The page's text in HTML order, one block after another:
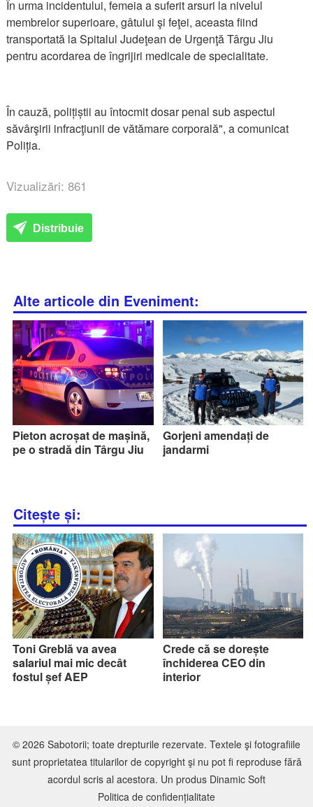
În urma incidentului, femeia a suferit arsuri la nivelul
membrelor superioare, gâtului şi feţei, aceasta fiind
transportată la Spitalul Judeţean de Urgenţă Târgu Jiu
pentru acordarea de îngrijiri medicale de specialitate.
În cauză, polițiștii au întocmit dosar penal sub aspectul
săvârşirii infracţiunii de vătămare corporală", a comunicat
Poliția.
Vizualizări: 861
Distribuie
Alte articole din Eveniment:
Pieton acroșat de mașină,
pe o stradă din Târgu Jiu
Gorjeni amendați de
jandarmi
Citește și:
Toni Greblă va avea
salariul mai mic decât
fostul șef AEP
Crede că se dorește
închiderea CEO din
interior
© 2026 Sabotorii; toate drepturile rezervate. Textele şi fotografiile
sunt proprietatea titularilor de copyright şi nu pot fi reproduse fără
acordul scris al acestora. Un produs Dinamic Soft
Politica de confidențialitate